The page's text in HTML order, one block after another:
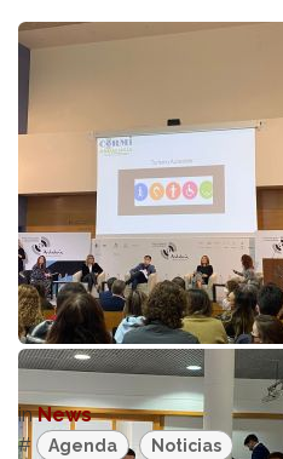
inNews
#
Agenda Noticias